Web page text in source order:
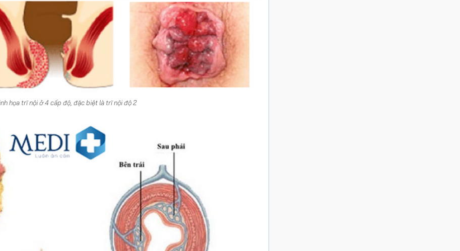
họa trĩ nội ở 4 cấp độ, đặc biệt là trĩ nội độ 2